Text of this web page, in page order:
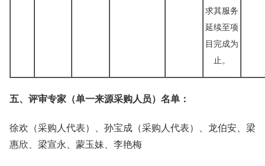
求其服务
延续至项
目完成为
止。
五、评审专家（单一来源采购人员）名单：
徐欢（采购人代表）、孙宝成（采购人代表）、龙伯安、梁
惠欣、梁宣永、蒙玉妹、李艳梅